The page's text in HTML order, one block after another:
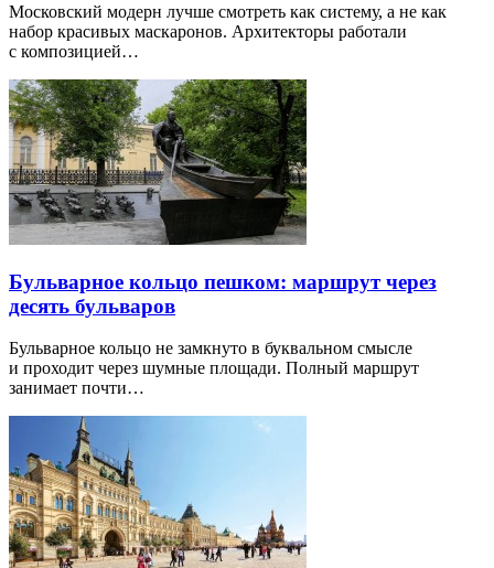
Московский модерн лучше смотреть как систему, а не как
набор красивых маскаронов. Архитекторы работали
с композицией…
Бульварное кольцо пешком: маршрут через
десять бульваров
Бульварное кольцо не замкнуто в буквальном смысле
и проходит через шумные площади. Полный маршрут
занимает почти…